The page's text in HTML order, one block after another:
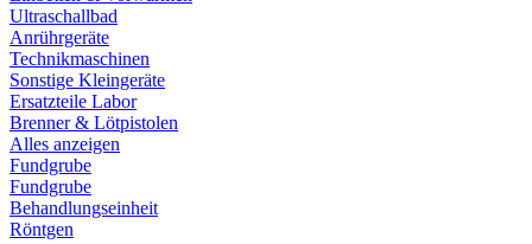
Ultraschallbad
Anrührgeräte
Technikmaschinen
Sonstige Kleingeräte
Ersatzteile Labor
Brenner & Lötpistolen
Alles anzeigen
Fundgrube
Fundgrube
Behandlungseinheit
Röntgen